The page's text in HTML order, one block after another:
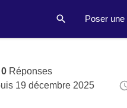
Poser une
0Réponses
19 décembre 2025